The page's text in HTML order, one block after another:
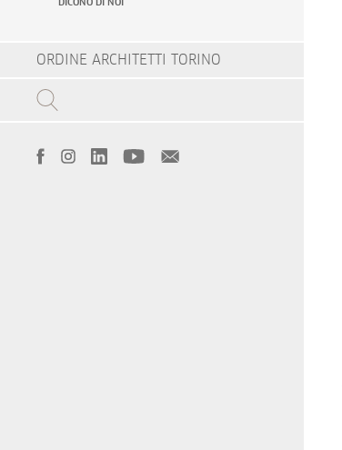
ORDINE ARCHITETTI TORINO